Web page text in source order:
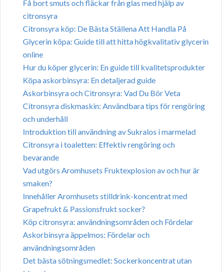
Få bort smuts och fläckar från glas med hjälp av
citronsyra
Citronsyra köp: De Bästa Ställena Att Handla På
Glycerin köpa: Guide till att hitta högkvalitativ glycerin
online
Hur du köper glycerin: En guide till kvalitetsprodukter
Köpa askorbinsyra: En detaljerad guide
Askorbinsyra och Citronsyra: Vad Du Bör Veta
Citronsyra diskmaskin: Användbara tips för rengöring
och underhåll
Introduktion till användning av Sukralos i marmelad
Citronsyra i toaletten: Effektiv rengöring och
bevarande
Vad utgörs Aromhusets Fruktexplosion av och hur är
smaken?
Innehåller Aromhusets stilldrink-koncentrat med
Grapefrukt & Passionsfrukt socker?
Köp citronsyra: användningsområden och Fördelar
Askorbinsyra äppelmos: Fördelar och
användningsområden
Det bästa sötningsmedlet: Sockerkoncentrat utan